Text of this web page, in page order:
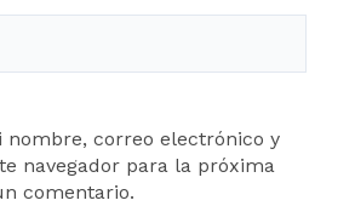
nombre, correo electrónico y
navegador para la próxima
comentario.